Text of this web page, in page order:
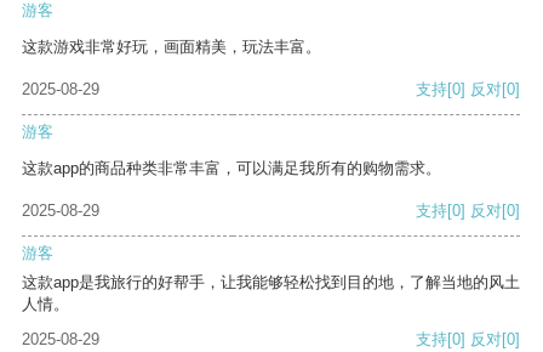
游客
这款游戏非常好玩，画面精美，玩法丰富。
2025-08-29 支持[0] 反对[0]
游客
这款app的商品种类非常丰富，可以满足我所有的购物需求。
2025-08-29 支持[0] 反对[0]
游客
这款app是我旅行的好帮手，让我能够轻松找到目的地，了解当地的风土
人情。
2025-08-29
支持[0] 反对[0]